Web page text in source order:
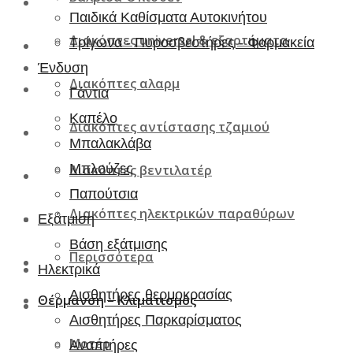
Διακόπτες universal & εξαρτήματα
Διακόπτες αλαρμ
Διακόπτες αντίστασης τζαμιού
Διακόπτες βεντιλατέρ
Διακόπτες ηλεκτρικών παραθύρων
Περισσότερα
Θέρμανση – Κλιματισμός
Μοτέρ
Παιδικά Καθίσματα Αυτοκινήτου
Τρίγωνα - Πυροσβεστήρες - Φαρμακεία
Ένδυση
Γάντια
Καπέλο
Μπαλακλάβα
Μπλούζες
Παπούτσια
Εξάτμιση
Βάση εξάτμισης
Ηλεκτρικά
Αισθητήρες θερμοκρασίας
Αισθητήρες Παρκαρίσματος
Αναπτήρες